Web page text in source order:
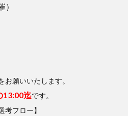
願いいたします。
13:00迄です。
考フロー】